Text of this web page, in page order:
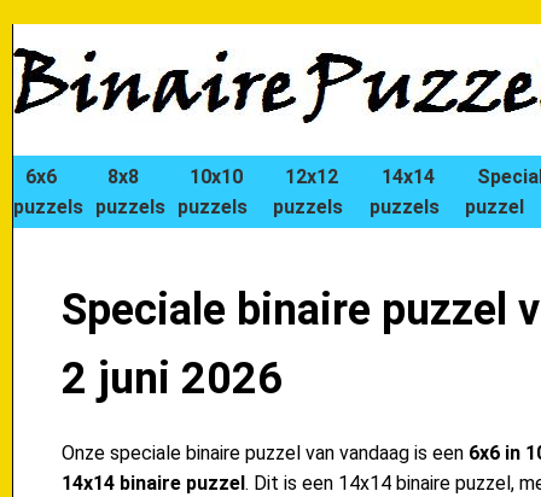
6x6
puzzels
8x8
puzzels
10x10
puzzels
12x12
puzzels
14x14
puzzels
puzzel
Speciale binaire puzzel
2 juni 2026
Onze speciale binaire puzzel van vandaag is een 6x6 in
14x14 binaire puzzel. Dit is een 14x14 binaire puzzel,